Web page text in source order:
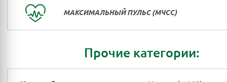
МАКСИМАЛЬНЫЙ ПУЛЬС (МЧСС)
Прочие категории: